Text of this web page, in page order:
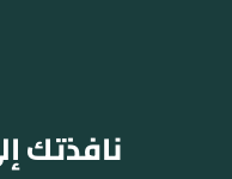
نافذتك